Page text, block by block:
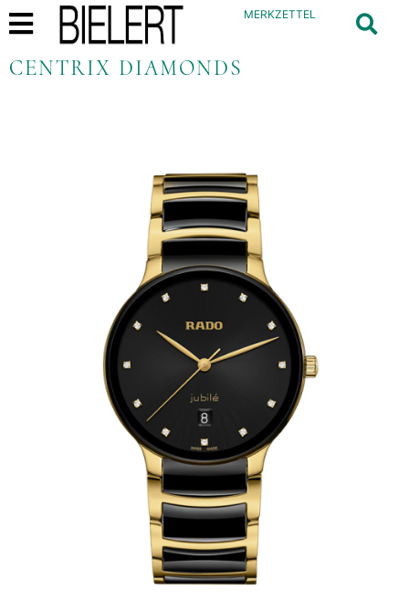
MERKZETTEL
CENTRIX DIAMONDS